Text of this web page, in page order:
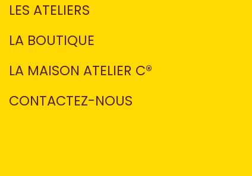
LES ATELIERS
LA BOUTIQUE
LA MAISON ATELIER C®
CONTACTEZ-NOUS